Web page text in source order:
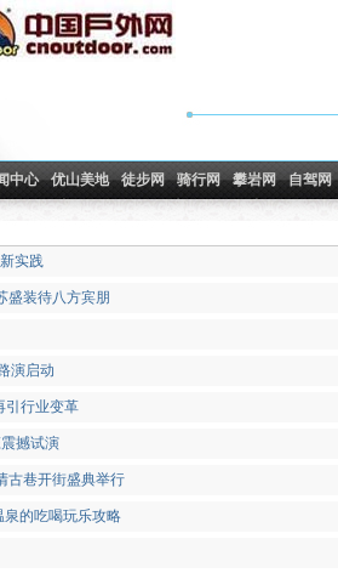
中心 优山美地 徒步网 骑行网 攀岩网 自驾网
实践
盛装待八方宾朋
演启动
引行业变革
撼试演
古巷开街盛典举行
泉的吃喝玩乐攻略